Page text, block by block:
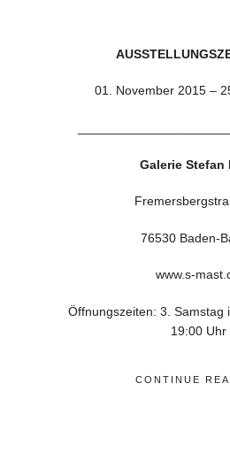
01. November 2015 –
Galerie Stefan
76530 Baden-
www.s-
Öffnungszeiten: 3. Samstag
19:00 Uhr
CONTINUE